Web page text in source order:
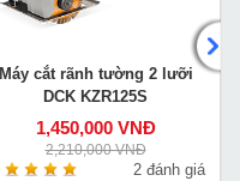
Máy cắt rãnh tường 2 lưỡi
DCK KZR125S
1,450,000 VNĐ
2,210,000 VNĐ
2 đánh giá